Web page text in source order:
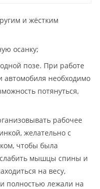
и жёстким
осанку;
позе. При работе
необходимо
потянуться,
рабочее
желательно с
чтобы была
мышцы спины и
на весу,
полностью лежали на